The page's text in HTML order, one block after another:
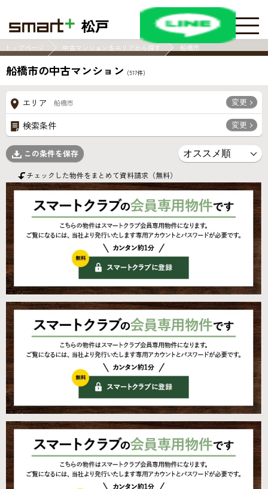
松戸
トップページ 中古マンションをエリアから探す 船橋市
船橋市の中古マンション (517件)
エリア 船橋市 変更
検索条件 変更
この条件を保存
チェックした物件をまとめて資料請求（無料）